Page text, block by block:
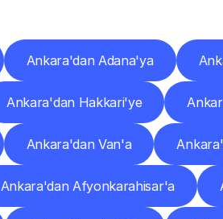
Ankara'dan Adana'ya
Ankara'dan Hakkari'ye
Ankara'dan Van'a
Ankara'dan Afyonkarahisar'a